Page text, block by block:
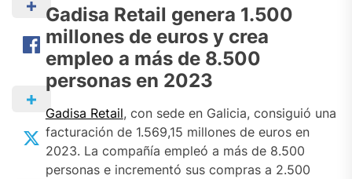
Gadisa Retail genera 1.500
millones de euros y crea
empleo a más de 8.500
personas en 2023
Gadisa Retail, con sede en Galicia, consiguió una
facturación de 1.569,15 millones de euros en
2023. La compañía empleó a más de 8.500
personas e incrementó sus compras a 2.500